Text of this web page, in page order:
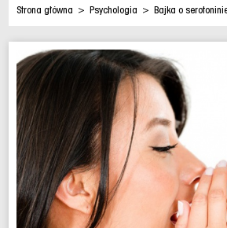
Strona główna > Psychologia > Bajka o